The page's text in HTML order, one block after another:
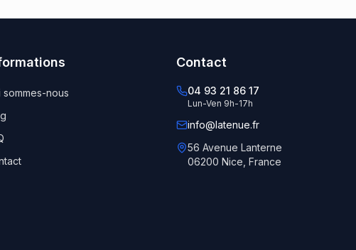
sommes-nous
Contact
04 93 21 86 17
Lun-Ven 9h-17h
info@latenue.fr
56 Avenue Lanterne
06200 Nice, France